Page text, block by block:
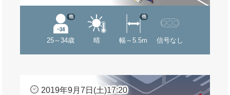
25～34歳
他
晴 幅～5.5m
他
信号なし
2019年9月7日(土)17:20